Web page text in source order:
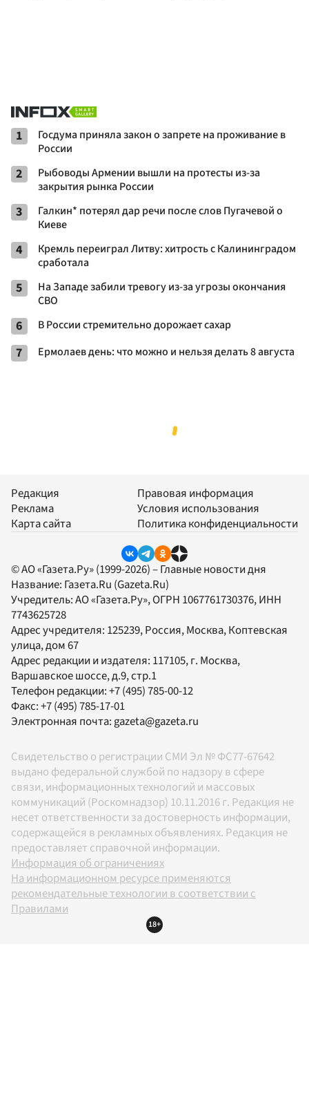
1
Госдума приняла закон о запрете на проживание в
России
2
Рыбоводы Армении вышли на протесты из-за
закрытия рынка России
3
Галкин* потерял дар речи после слов Пугачевой о
Киеве
4
Кремль переиграл Литву: хитрость с Калининградом
сработала
5
На Западе забили тревогу из-за угрозы окончания
СВО
6 В России стремительно дорожает сахар
7 Ермолаев день: что можно и нельзя делать 8 августа
Редакция
Реклама
Карта сайта
Правовая информация
Условия использования
Политика конфиденциальности
© АО «Газета.Ру» (1999-2026) – Главные новости дня
Название: Газета.Ru (Gazeta.Ru)
Учредитель:АО «Газета.Ру», ОГРН 1067761730376, ИНН
7743625728
Адрес учредителя: 125239, Россия, Москва, Коптевская
улица, дом 67
Адрес редакции и издателя: 117105, г. Москва,
Варшавское шоссе, д.9, стр.1
Телефон редакции:+7 (495) 785-00-12
Факс:+7 (495) 785-17-01
Электронная почта:gazeta@gazeta.ru
Свидетельство о регистрации СМИ Эл № ФС77-67642
выдано федеральной службой по надзору в сфере
связи, информационных технологий и массовых
коммуникаций (Роскомнадзор) 10.11.2016 г. Редакция не
несет ответственности за достоверность информации,
содержащейся в рекламных объявлениях. Редакция не
предоставляет справочной информации.
Информация об ограничениях
На информационном ресурсе применяются
рекомендательные технологии в соответствии с
Правилами
18+